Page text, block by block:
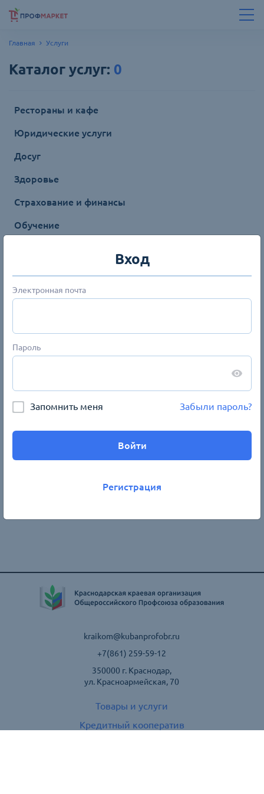
Главная Услуги
Каталог услуг: 0
Рестораны и кафе
Юридические услуги
Досуг
Здоровье
Страхование и финансы
Обучение
Спорт
kraikom@kubanprofobr.ru
+7(861) 259-59-12
350000 г. Краснодар,
ул. Красноармейская, 70
Товары и услуги
Кредитный кооператив
Вход
Электронная почта
Пароль
Запомнить меня Забыли пароль?
Войти
Регистрация